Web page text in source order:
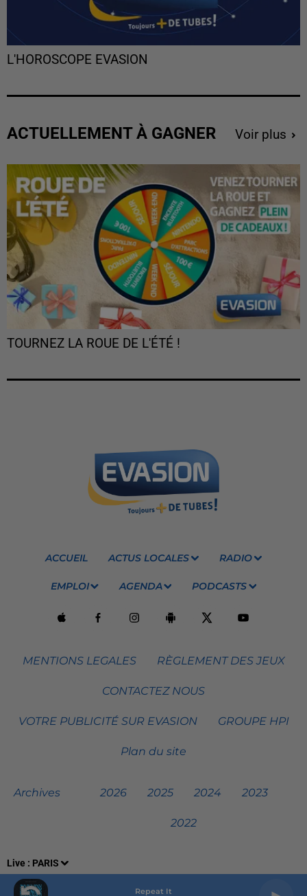
Live : PARIS
Repeat It
L'HOROSCOPE EVASION
ACTUELLEMENT À GAGNER Voir plus
TOURNEZ LA ROUE DE L'ÉTÉ !
ACCUEIL ACTUS LOCALES RADIO
EMPLOI AGENDA PODCASTS
MENTIONS LEGALES RÈGLEMENT DES JEUX
CONTACTEZ NOUS
VOTRE PUBLICITÉ SUR EVASION GROUPE HPI
Plan du site
Archives 2026 2025 2024 2023
2022